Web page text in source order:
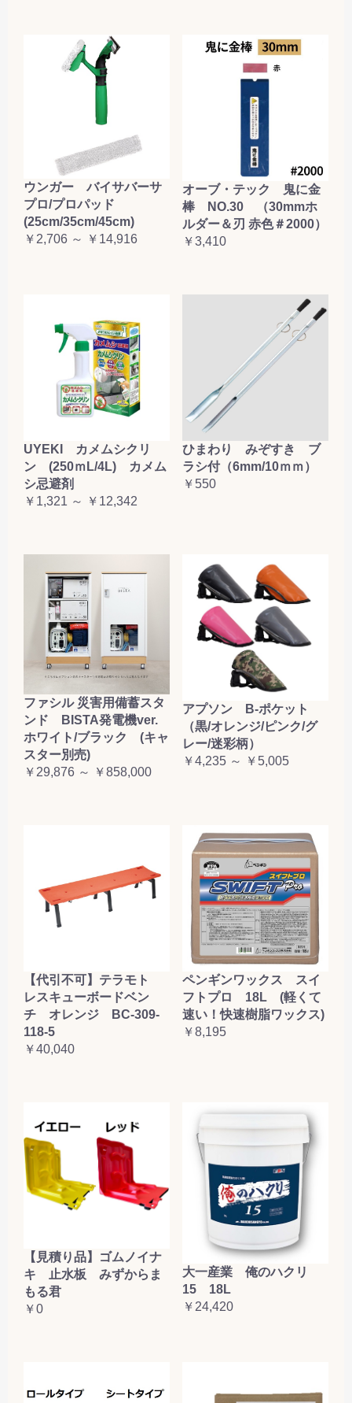
ウンガー バイサバーサ
プロ/プロパッド
(25cm/35cm/45cm)
￥2,706 ～ ￥14,916
オーブ・テック 鬼に金
棒 NO.30 （30mmホ
ルダー＆刃 赤色＃2000）
￥3,410
UYEKI カメムシクリ
ン (250ｍL/4L) カメム
シ忌避剤
￥1,321 ～ ￥12,342
ひまわり みぞすき ブ
ラシ付（6mm/10ｍｍ）
￥550
ファシル 災害用備蓄スタ
ンド BISTA発電機ver.
ホワイト/ブラック (キャ
スター別売)
￥29,876 ～ ￥858,000
アプソン B-ポケット
（黒/オレンジ/ピンク/グ
レー/迷彩柄）
￥4,235 ～ ￥5,005
【代引不可】テラモト
レスキューボードベン
チ オレンジ BC-309-
118-5
￥40,040
ペンギンワックス スイ
フトプロ 18L (軽くて
速い！快速樹脂ワックス)
￥8,195
【見積り品】ゴムノイナ
キ 止水板 みずからま
もる君
￥0
大一産業 俺のハクリ
15 18L
￥24,420